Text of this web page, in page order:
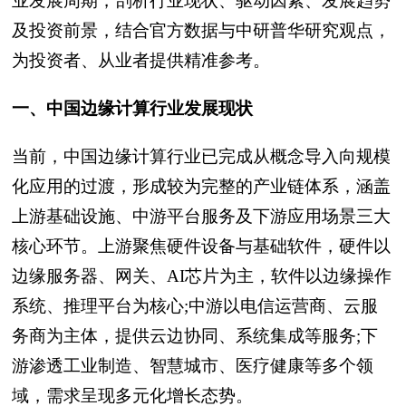
及投资前景，结合官方数据与中研普华研究观点，
为投资者、从业者提供精准参考。
一、中国边缘计算行业发展现状
当前，中国边缘计算行业已完成从概念导入向规模
化应用的过渡，形成较为完整的产业链体系，涵盖
上游基础设施、中游平台服务及下游应用场景三大
核心环节。上游聚焦硬件设备与基础软件，硬件以
边缘服务器、网关、AI芯片为主，软件以边缘操作
系统、推理平台为核心;中游以电信运营商、云服
务商为主体，提供云边协同、系统集成等服务;下
游渗透工业制造、智慧城市、医疗健康等多个领
域，需求呈现多元化增长态势。